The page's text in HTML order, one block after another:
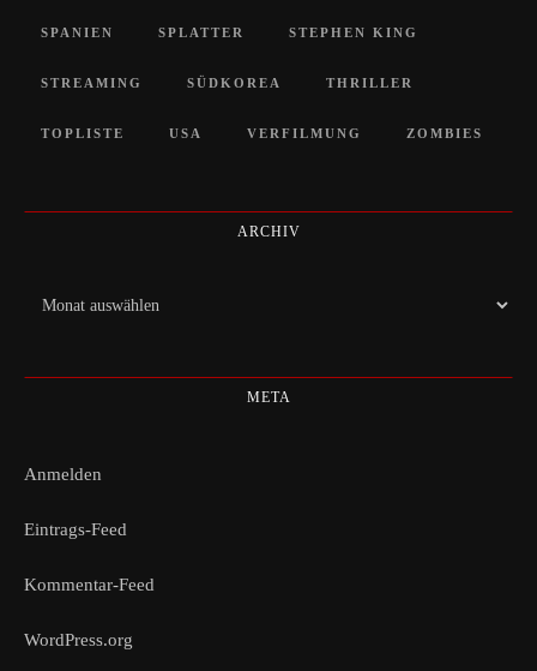
SPANIEN SPLATTER STEPHEN KING
STREAMING SÜDKOREA THRILLER
TOPLISTE USA VERFILMUNG ZOMBIES
ARCHIV
Archiv
META
Anmelden
Eintrags-Feed
Kommentar-Feed
WordPress.org